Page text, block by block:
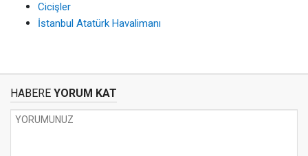
Cicişler
İstanbul Atatürk Havalimanı
HABERE YORUM KAT